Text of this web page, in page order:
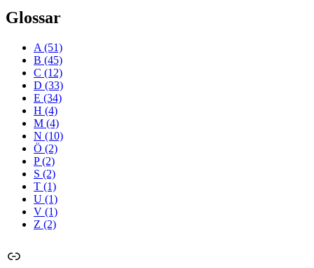
Glossar
A (51)
B (45)
C (12)
D (33)
E (34)
H (4)
M (4)
N (10)
Ö (2)
P(2)
S (2)
T (1)
U (1)
V (1)
Z (2)
Link